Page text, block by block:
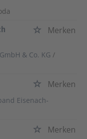
Merken
& Co. KG /
Merken
Eisenach-
Merken